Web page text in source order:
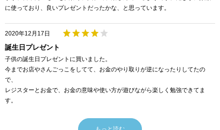
に使っており、良いプレゼントだったかな、と思っています。
2020年12月17日
誕生日プレゼント
子供の誕生日プレゼントに買いました。
今までお店やさんごっこをしてて、お金のやり取りが逆になったりしてたの
で、
レジスターとお金で、お金の意味や使い方が遊びながら楽しく勉強できてま
す。